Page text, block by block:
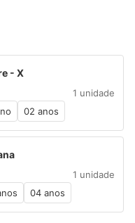
- X
02 anos
1 unidade
04 anos
1 unidade